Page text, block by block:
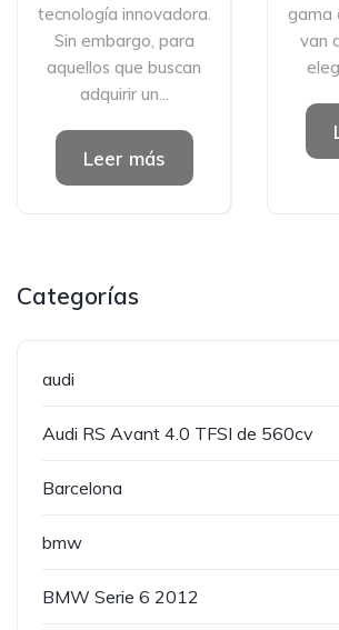
tecnología innovadora.
Sin embargo, para
aquellos que buscan
adquirir un...
Leer más
gama
van
Categorías
audi
Audi RS Avant 4.0 TFSI de 560cv
Barcelona
bmw
BMW Serie 6 2012